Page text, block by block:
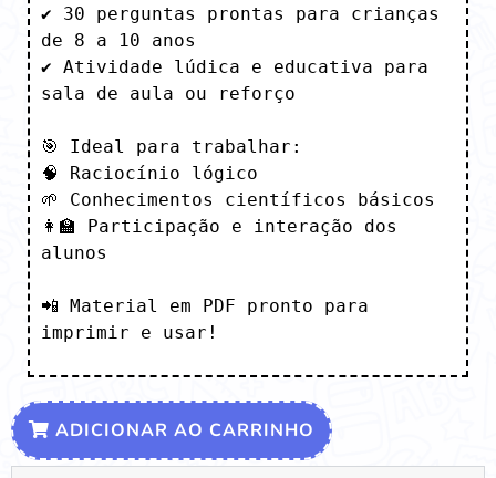
✔️ 30 perguntas prontas para crianças
de 8 a 10 anos
✔️ Atividade lúdica e educativa para
sala de aula ou reforço
🎯 Ideal para trabalhar:
🧠 Raciocínio lógico
🌱 Conhecimentos científicos básicos
👩‍🏫 Participação e interação dos
alunos
📲 Material em PDF pronto para
imprimir e usar!
ADICIONAR AO CARRINHO